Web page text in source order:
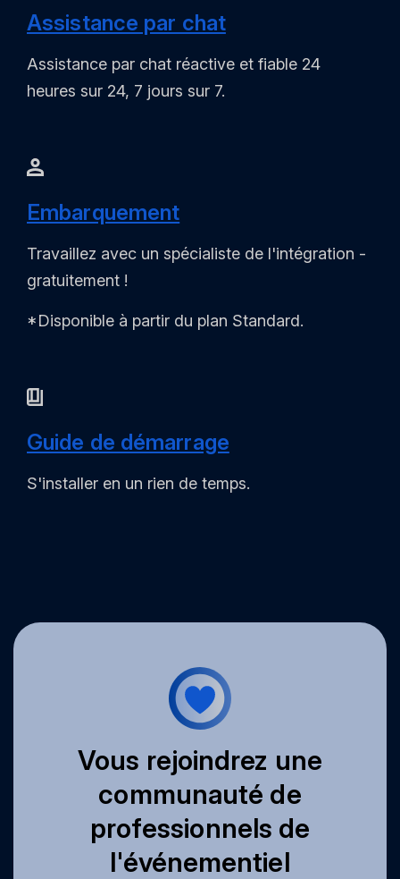
Assistance par chat
Assistance par chat réactive et fiable 24
heures sur 24, 7 jours sur 7.
Embarquement
Travaillez avec un spécialiste de l'intégration -
gratuitement !
*Disponible à partir du plan Standard.
Guide de démarrage
S'installer en un rien de temps.
Vous rejoindrez une
communauté de
professionnels de
l'événementiel